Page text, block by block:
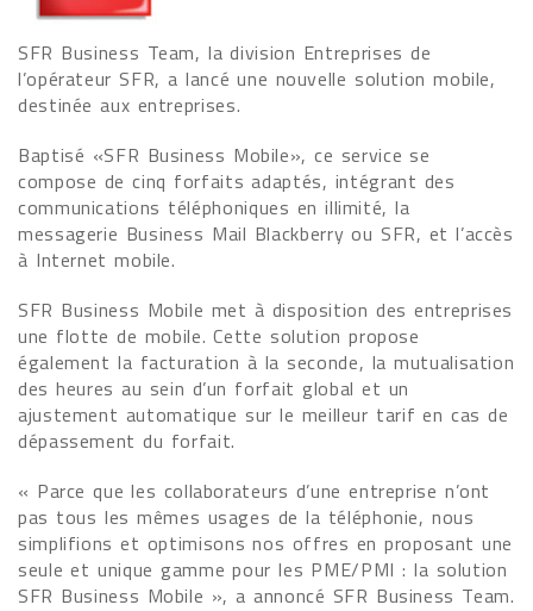
SFR Business Team, la division Entreprises de
l’opérateur SFR, a lancé une nouvelle solution mobile,
destinée aux entreprises.
Baptisé «SFR Business Mobile», ce service se
compose de cinq forfaits adaptés, intégrant des
communications téléphoniques en illimité, la
messagerie Business Mail Blackberry ou SFR, et l’accès
à Internet mobile.
SFR Business Mobile met à disposition des entreprises
une flotte de mobile. Cette solution propose
également la facturation à la seconde, la mutualisation
des heures au sein d’un forfait global et un
ajustement automatique sur le meilleur tarif en cas de
dépassement du forfait.
« Parce que les collaborateurs d’une entreprise n’ont
pas tous les mêmes usages de la téléphonie, nous
simplifions et optimisons nos offres en proposant une
seule et unique gamme pour les PME/PMI : la solution
SFR Business Mobile », a annoncé SFR Business Team.